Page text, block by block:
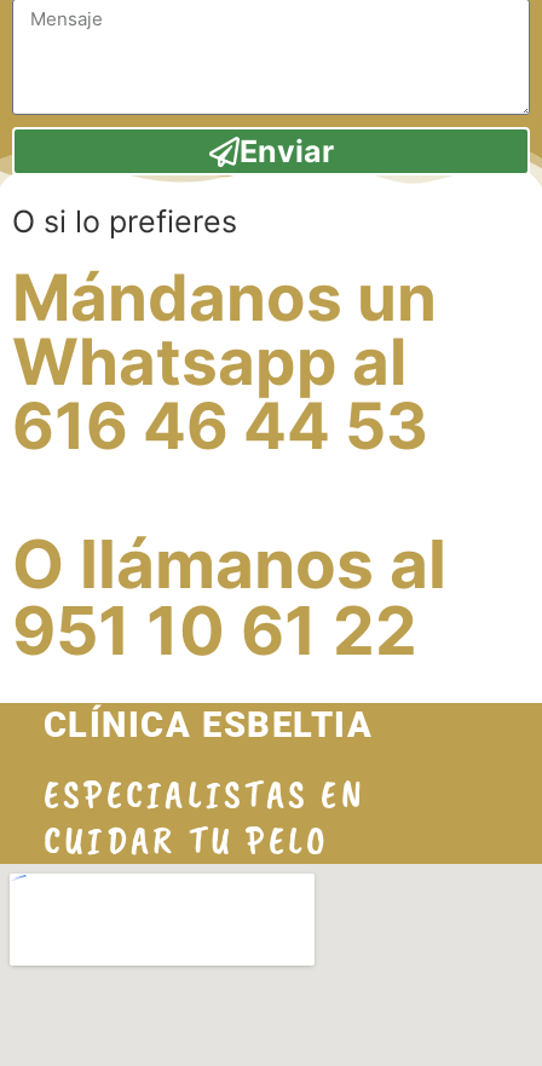
Enviar
O si lo prefieres
Mándanos un
Whatsapp al
616 46 44 53
O llámanos al
951 10 61 22
CLÍNICA ESBELTIA
ESPECIALISTAS EN
CUIDAR TU PELO